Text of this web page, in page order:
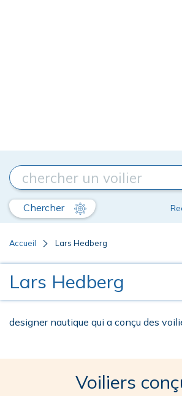
Chercher
Accueil Lars Hedberg
Lars Hedberg
designer nautique qui a conçu des
Voiliers